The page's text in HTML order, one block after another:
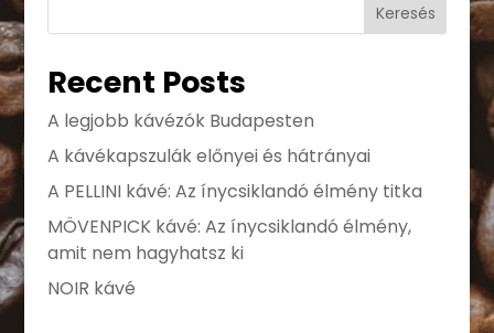
Keresés
Recent Posts
A legjobb kávézók Budapesten
A kávékapszulák előnyei és hátrányai
A PELLINI kávé: Az ínycsiklandó élmény titka
MÖVENPICK kávé: Az ínycsiklandó élmény,
amit nem hagyhatsz ki
NOIR kávé